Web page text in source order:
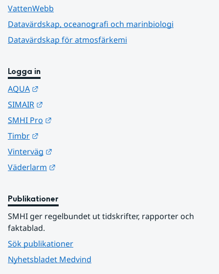
VattenWebb
Datavärdskap, oceanografi och marinbiologi
Datavärdskap för atmosfärkemi
Logga in
AQUA
SIMAIR
SMHI Pro
Timbr
Vinterväg
Väderlarm
Publikationer
SMHI ger regelbundet ut tidskrifter, rapporter och
faktablad.
Sök publikationer
Nyhetsbladet Medvind